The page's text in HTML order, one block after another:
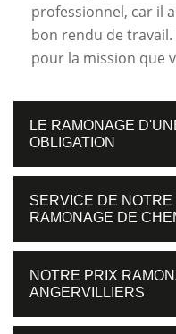
professionnel, car il
bon rendu de travail.
pour la mission que
LE RAMONAGE
OBLIGATION
SERVICE DE
RAMONAGE DE
NOTRE PRIX
ANGERVILLIERS